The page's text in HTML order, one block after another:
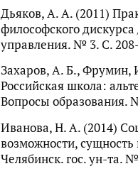
Дьяков, А. А. (2011)
философского
управления. № 3. С.
Захаров, А. Б., Фрумин,
Российская школа:
Вопросы образования.
Иванова, Н. А. (2014)
возможности,
Челябинск. гос. ун-та.